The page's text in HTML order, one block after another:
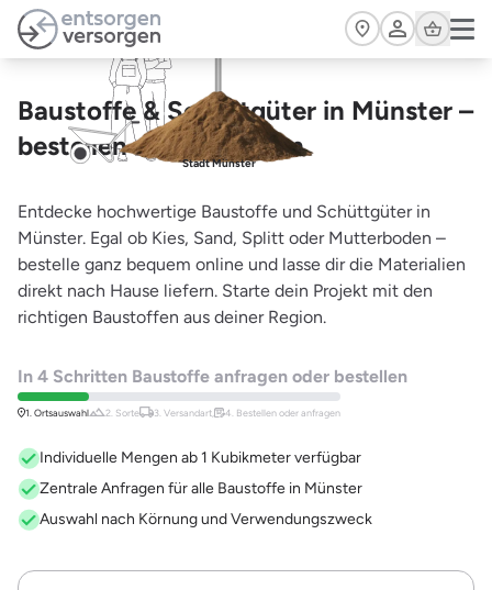
Zum Hauptinhalt springen
Cart
Baustoffe & Schüttgüter in Münster –
bestellen oder anfragen
Stadt Münster
Entdecke hochwertige Baustoffe und Schüttgüter in
Münster. Egal ob Kies, Sand, Splitt oder Mutterboden –
bestelle ganz bequem online und lasse dir die Materialien
direkt nach Hause liefern. Starte dein Projekt mit den
richtigen Baustoffen aus deiner Region.
In 4 Schritten Baustoffe anfragen oder bestellen
1. Ortsauswahl 2. Sorte 3. Versandart, 4. Bestellen oder anfragen
Individuelle Mengen ab 1 Kubikmeter verfügbar
Zentrale Anfragen für alle Baustoffe in Münster
Auswahl nach Körnung und Verwendungszweck